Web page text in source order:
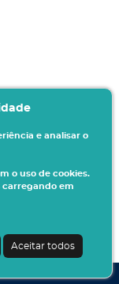
e analisar o
o uso de cookies.
carregando em
Aceitar todos